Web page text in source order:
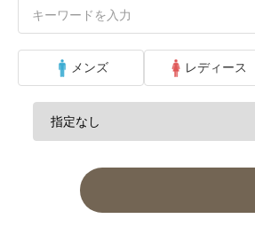
メンズ レディース